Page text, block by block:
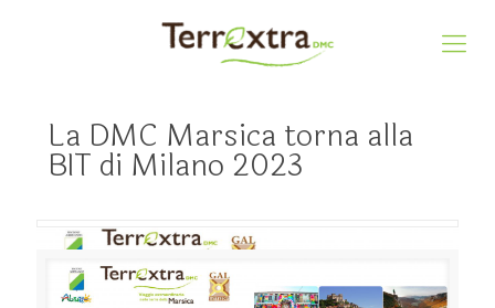
La DMC Marsica torna alla
BIT di Milano 2023